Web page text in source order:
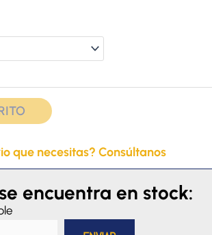
que necesitas? Consúltanos
encuentra en stock: